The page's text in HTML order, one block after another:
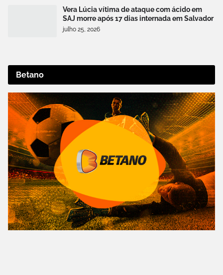
Vera Lúcia vítima de ataque com ácido em
SAJ morre após 17 dias internada em Salvador
julho 25, 2026
Betano